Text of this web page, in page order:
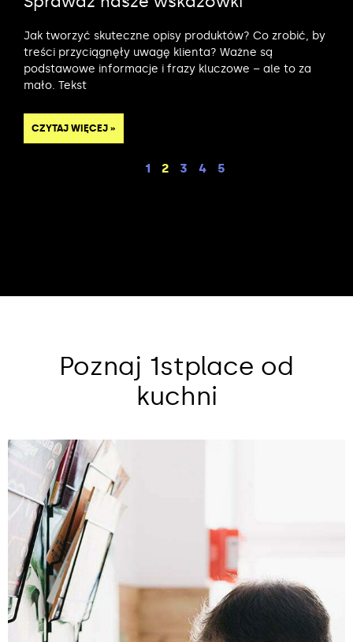
Jak tworzyć skuteczne opisy produktów? Co zrobić, by
treści przyciągnęły uwagę klienta? Ważne są
podstawowe informacje i frazy kluczowe – ale to za
mało. Tekst
CZYTAJ WIĘCEJ »
1 2 3 4 5
Poznaj 1stplace od
kuchni